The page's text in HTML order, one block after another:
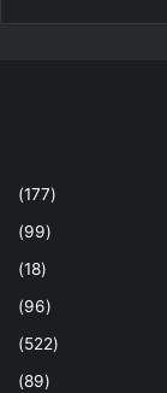
(177)
(99)
(18)
(96)
(522)
(89)